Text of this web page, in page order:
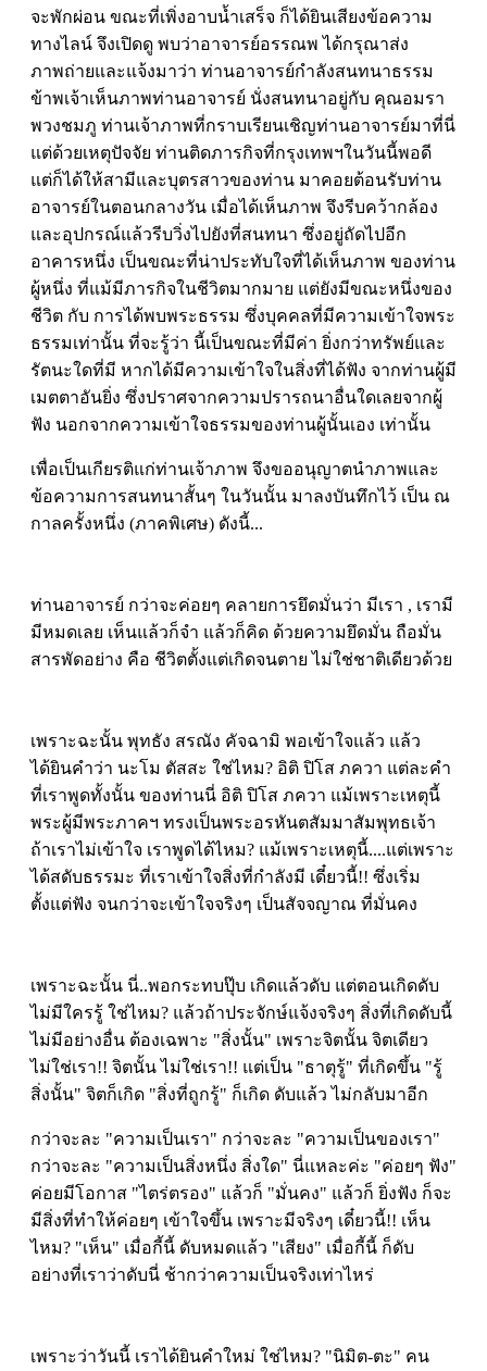
จะพักผ่อน ขณะที่เพิ่งอาบน้ำเสร็จ ก็ได้ยินเสียงข้อความ
ทางไลน์ จึงเปิดดู พบว่าอาจารย์อรรณพ ได้กรุณาส่ง
ภาพถ่ายและแจ้งมาว่า ท่านอาจารย์กำลังสนทนาธรรม
ข้าพเจ้าเห็นภาพท่านอาจารย์ นั่งสนทนาอยู่กับ คุณอมรา
พวงชมภู ท่านเจ้าภาพที่กราบเรียนเชิญท่านอาจารย์มาที่นี่
แต่ด้วยเหตุปัจจัย ท่านติดภารกิจที่กรุงเทพฯในวันนี้พอดี
แต่ก็ได้ให้สามีและบุตรสาวของท่าน มาคอยต้อนรับท่าน
อาจารย์ในตอนกลางวัน เมื่อได้เห็นภาพ จึงรีบคว้ากล้อง
และอุปกรณ์แล้วรีบวิ่งไปยังที่สนทนา ซึ่งอยู่ถัดไปอีก
อาคารหนึ่ง เป็นขณะที่น่าประทับใจที่ได้เห็นภาพ ของท่าน
ผู้หนึ่ง ที่แม้มีภารกิจในชีวิตมากมาย แต่ยังมีขณะหนึ่งของ
ชีวิต กับ การได้พบพระธรรม ซึ่งบุคคลที่มีความเข้าใจพระ
ธรรมเท่านั้น ที่จะรู้ว่า นี้เป็นขณะที่มีค่า ยิ่งกว่าทรัพย์และ
รัตนะใดที่มี หากได้มีความเข้าใจในสิ่งที่ได้ฟัง จากท่านผู้มี
เมตตาอันยิ่ง ซึ่งปราศจากความปรารถนาอื่นใดเลยจากผู้
ฟัง นอกจากความเข้าใจธรรมของท่านผู้นั้นเอง เท่านั้น
เพื่อเป็นเกียรติแก่ท่านเจ้าภาพ จึงขออนุญาตนำภาพและ
ข้อความการสนทนาสั้นๆ ในวันนั้น มาลงบันทึกไว้ เป็น ณ
กาลครั้งหนึ่ง (ภาคพิเศษ) ดังนี้...
ท่านอาจารย์ กว่าจะค่อยๆ คลายการยึดมั่นว่า มีเรา , เรามี
มีหมดเลย เห็นแล้วก็จำ แล้วก็คิด ด้วยความยึดมั่น ถือมั่น
สารพัดอย่าง คือ ชีวิตตั้งแต่เกิดจนตาย ไม่ใช่ชาติเดียวด้วย
เพราะฉะนั้น พุทธัง สรณัง คัจฉามิ พอเข้าใจแล้ว แล้ว
ได้ยินคำว่า นะโม ตัสสะ ใช่ไหม? อิติ ปิโส ภควา แต่ละคำ
ที่เราพูดทั้งนั้น ของท่านนี่ อิติ ปิโส ภควา แม้เพราะเหตุนี้
พระผู้มีพระภาคฯ ทรงเป็นพระอรหันตสัมมาสัมพุทธเจ้า
ถ้าเราไม่เข้าใจ เราพูดได้ไหม? แม้เพราะเหตุนี้....แต่เพราะ
ได้สดับธรรมะ ที่เราเข้าใจสิ่งที่กำลังมี เดี๋ยวนี้!! ซึ่งเริ่ม
ตั้งแต่ฟัง จนกว่าจะเข้าใจจริงๆ เป็นสัจจญาณ ที่มั่นคง
เพราะฉะนั้น นี่..พอกระทบปุ๊บ เกิดแล้วดับ แต่ตอนเกิดดับ
ไม่มีใครรู้ ใช่ไหม? แล้วถ้าประจักษ์แจ้งจริงๆ สิ่งที่เกิดดับนี้
ไม่มีอย่างอื่น ต้องเฉพาะ "สิ่งนั้น" เพราะจิตนั้น จิตเดียว
ไม่ใช่เรา!! จิตนั้น ไม่ใช่เรา!! แต่เป็น "ธาตุรู้" ที่เกิดขึ้น "รู้
สิ่งนั้น" จิตก็เกิด "สิ่งที่ถูกรู้" ก็เกิด ดับแล้ว ไม่กลับมาอีก
กว่าจะละ "ความเป็นเรา" กว่าจะละ "ความเป็นของเรา"
กว่าจะละ "ความเป็นสิ่งหนึ่ง สิ่งใด" นี่แหละค่ะ "ค่อยๆ ฟัง"
ค่อยมีโอกาส "ไตร่ตรอง" แล้วก็ "มั่นคง" แล้วก็ ยิ่งฟัง ก็จะ
มีสิ่งที่ทำให้ค่อยๆ เข้าใจขึ้น เพราะมีจริงๆ เดี๋ยวนี้!! เห็น
ไหม? "เห็น" เมื่อกี้นี้ ดับหมดแล้ว "เสียง" เมื่อกี้นี้ ก็ดับ
อย่างที่เราว่าดับนี่ ช้ากว่าความเป็นจริงเท่าไหร่
เพราะว่าวันนี้ เราได้ยินคำใหม่ ใช่ไหม? "นิมิต-ตะ" คน